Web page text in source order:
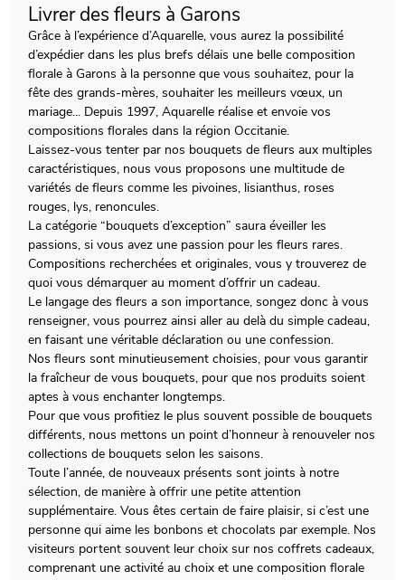
Livrer des fleurs à Garons
Grâce à l’expérience d’Aquarelle, vous aurez la possibilité
d’expédier dans les plus brefs délais une belle composition
florale à Garons à la personne que vous souhaitez, pour la
fête des grands-mères, souhaiter les meilleurs vœux, un
mariage... Depuis 1997, Aquarelle réalise et envoie vos
compositions florales dans la région Occitanie.
Laissez-vous tenter par nos bouquets de fleurs aux multiples
caractéristiques, nous vous proposons une multitude de
variétés de fleurs comme les pivoines, lisianthus, roses
rouges, lys, renoncules.
La catégorie “bouquets d’exception” saura éveiller les
passions, si vous avez une passion pour les fleurs rares.
Compositions recherchées et originales, vous y trouverez de
quoi vous démarquer au moment d’offrir un cadeau.
Le langage des fleurs a son importance, songez donc à vous
renseigner, vous pourrez ainsi aller au delà du simple cadeau,
en faisant une véritable déclaration ou une confession.
Nos fleurs sont minutieusement choisies, pour vous garantir
la fraîcheur de vous bouquets, pour que nos produits soient
aptes à vous enchanter longtemps.
Pour que vous profitiez le plus souvent possible de bouquets
différents, nous mettons un point d’honneur à renouveler nos
collections de bouquets selon les saisons.
Toute l’année, de nouveaux présents sont joints à notre
sélection, de manière à offrir une petite attention
supplémentaire. Vous êtes certain de faire plaisir, si c’est une
personne qui aime les bonbons et chocolats par exemple. Nos
visiteurs portent souvent leur choix sur nos coffrets cadeaux,
comprenant une activité au choix et une composition florale